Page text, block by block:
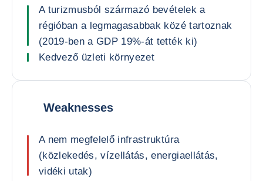
A turizmusból származó bevételek a
régióban a legmagasabbak közé tartoznak
(2019-ben a GDP 19%-át tették ki)
Kedvező üzleti környezet
Weaknesses
A nem megfelelő infrastruktúra
(közlekedés, vízellátás, energiaellátás,
vidéki utak)